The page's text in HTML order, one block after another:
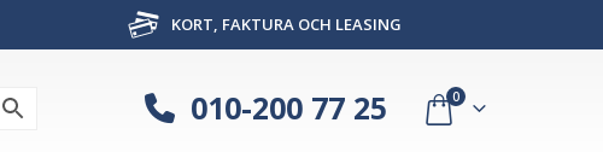
KORT, FAKTURA OCH LEASING
010-200 77 25 0